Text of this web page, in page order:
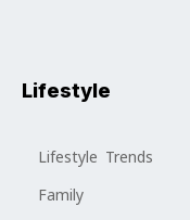
Lifestyle
Lifestyle Trends
Family